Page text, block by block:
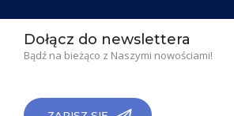
Dołącz do newslettera
Bądź na bieżąco z Naszymi nowościami!